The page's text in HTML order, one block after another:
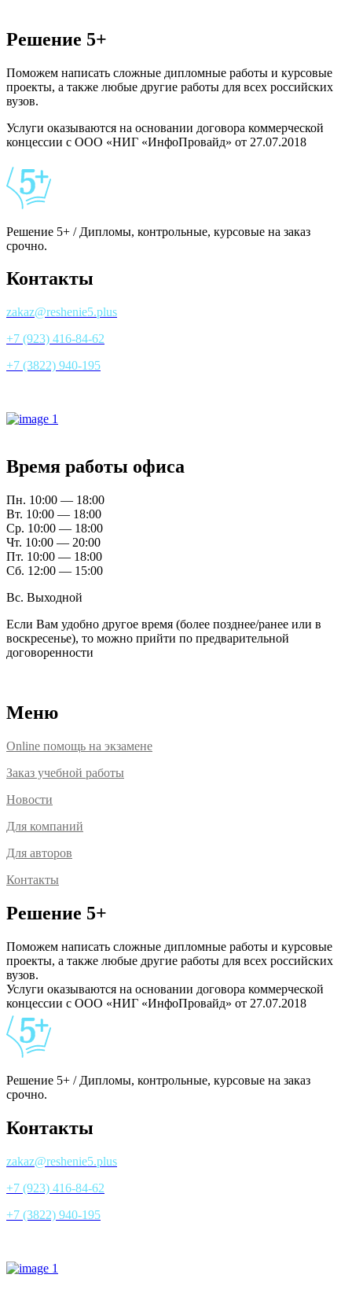
Решение 5+
Поможем написать сложные дипломные работы и курсовые
проекты, а также любые другие работы для всех российских
вузов.
Услуги оказываются на основании договора коммерческой
концессии с ООО «НИГ «ИнфоПровайд» от 27.07.2018
Решение 5+ / Дипломы, контрольные, курсовые на заказ
срочно.
Контакты
zakaz@reshenie5.plus
+7 (923) 416-84-62
+7 (3822) 940-195
Время работы офиса
Пн. 10:00 — 18:00
Вт. 10:00 — 18:00
Ср. 10:00 — 18:00
Чт. 10:00 — 20:00
Пт. 10:00 — 18:00
Сб. 12:00 — 15:00
Вс. Выходной
Если Вам удобно другое время (более позднее/ранее или в
воскресенье), то можно прийти по предварительной
договоренности
Меню
Online помощь на экзамене
Заказ учебной работы
Новости
Для компаний
Для авторов
Контакты
Решение 5+
Поможем написать сложные дипломные работы и курсовые
проекты, а также любые другие работы для всех российских
вузов.
Услуги оказываются на основании договора коммерческой
концессии с ООО «НИГ «ИнфоПровайд» от 27.07.2018
Решение 5+ / Дипломы, контрольные, курсовые на заказ
срочно.
Контакты
zakaz@reshenie5.plus
+7 (923) 416-84-62
+7 (3822) 940-195